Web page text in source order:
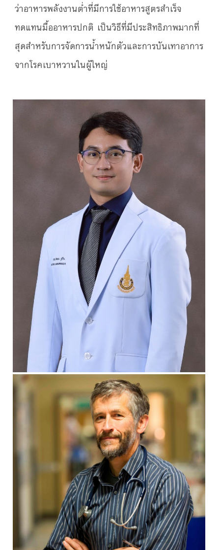
ว่าอาหารพลังงานต่ำที่มีการใช้อาหารสูตรสำเร็จ
ทดแทนมื้ออาหารปกติ เป็นวิธีที่มีประสิทธิภาพมากที่
สุดสําหรับการจัดการน้ำหนักตัวและการบันเทาอาการ
จากโรคเบาหวานในผู้ใหญ่